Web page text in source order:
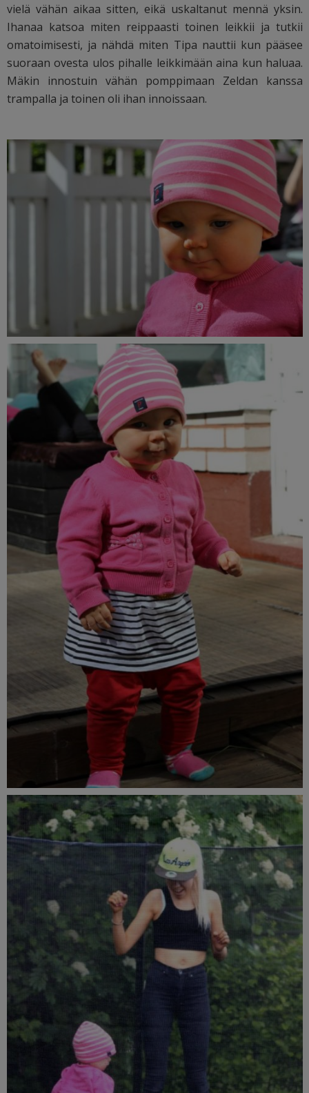
vielä vähän aikaa sitten, eikä uskaltanut mennä yksin.
Ihanaa katsoa miten reippaasti toinen leikkii ja tutkii
omatoimisesti, ja nähdä miten Tipa nauttii kun pääsee
suoraan ovesta ulos pihalle leikkimään aina kun haluaa.
Mäkin innostuin vähän pomppimaan Zeldan kanssa
trampalla ja toinen oli ihan innoissaan.